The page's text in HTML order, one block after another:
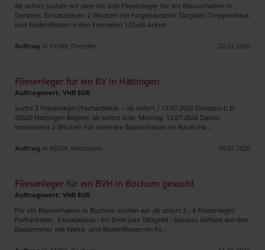
Ab sofort suchen wir zwei bis drei Fliesenleger für ein Bauvorhaben in
Dresden. Einsatzdauer: 2 Wochen mit Folgebaustelle Tätigkeit: Treppenhaus
und Bodenfliesen in den Formaten 120x60 Arbeit ..
Auftrag in 01099, Dresden 22.07.2026
Fliesenleger für ein BV in Hattingen
Auftragswert: VHB EUR
Suche 2 Fliesenleger/Facharbeiter – ab sofort / 13.07.2026 Einsatzort: D-
45529 Hattingen Beginn: ab sofort bzw. Montag, 13.07.2026 Dauer:
mindestens 2 Wochen Für mehrere Bauvorhaben im Raum Ha ..
Auftrag in 45529, Hattingen 09.07.2026
Fliesenleger für ein BVH in Bochum gesucht
Auftragswert: VHB EUR
Für ein Bauvorhaben in Bochum suchen wir ab sofort 3 - 4 Fliesenleger
Facharbeiter. Einsatzdauer: bis Ende Juni Tätigkeit : Neubau Gefliest werden
Badezimmer mit Wand- und Bodenfliesen im Fo ..